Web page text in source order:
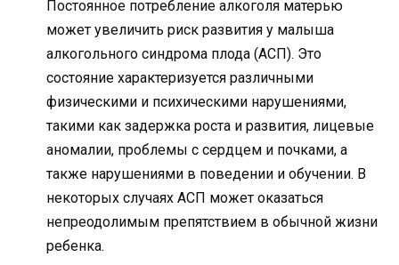
Постоянное потребление алкоголя матерью
может увеличить риск развития у малыша
алкогольного синдрома плода (АСП). Это
состояние характеризуется различными
физическими и психическими нарушениями,
такими как задержка роста и развития, лицевые
аномалии, проблемы с сердцем и почками, а
также нарушениями в поведении и обучении. В
некоторых случаях АСП может оказаться
непреодолимым препятствием в обычной жизни
ребенка.